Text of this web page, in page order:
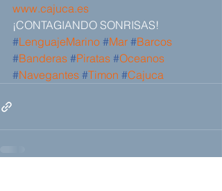
www.cajuca.es
¡CONTAGIANDO SONRISAS!
#LenguajeMarino #Mar #Barcos
#Banderas #Piratas #Oceanos
#Navegantes #Timon #Cajuca